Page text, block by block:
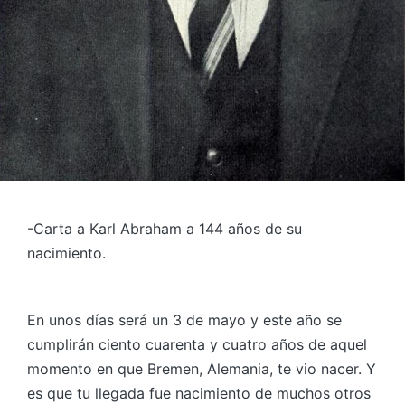
-Carta a Karl Abraham a 144 años de su
nacimiento.
En unos días será un 3 de mayo y este año se
cumplirán ciento cuarenta y cuatro años de aquel
momento en que Bremen, Alemania, te vio nacer. Y
es que tu llegada fue nacimiento de muchos otros